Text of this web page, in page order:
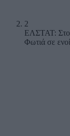
2
ΕΛΣΤΑΤ: Στο
Φωτιά σε